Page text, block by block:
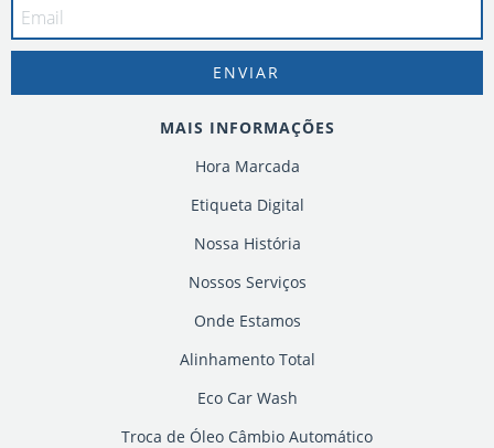
MAIS INFORMAÇÕES
Hora Marcada
Etiqueta Digital
Nossa História
Nossos Serviços
Onde Estamos
Alinhamento Total
Eco Car Wash
Troca de Óleo Câmbio Automático